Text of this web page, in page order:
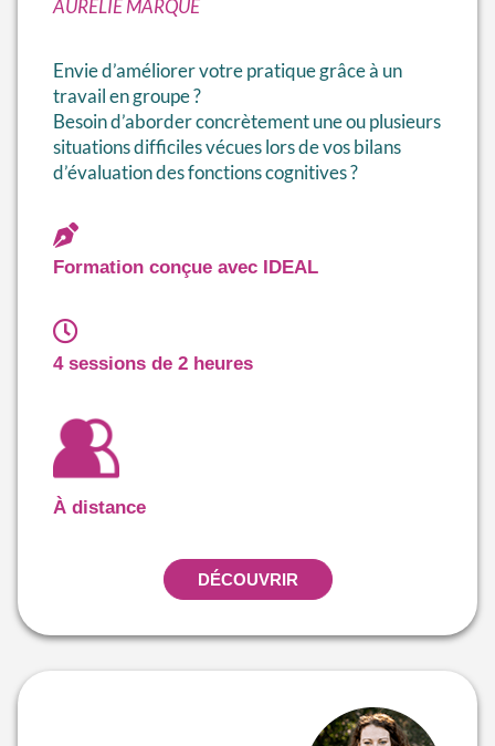
AURÉLIE MARQUÉ
Envie d’améliorer votre pratique grâce à un
travail en groupe ?
Besoin d’aborder concrètement une ou plusieurs
situations difficiles vécues lors de vos bilans
d’évaluation des fonctions cognitives ?
Formation conçue avec IDEAL
4 sessions de 2 heures
À distance
DÉCOUVRIR